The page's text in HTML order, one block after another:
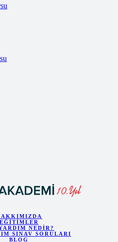
EĞITIMLER
NEDIR?
SINAV SORULARI
BLOG